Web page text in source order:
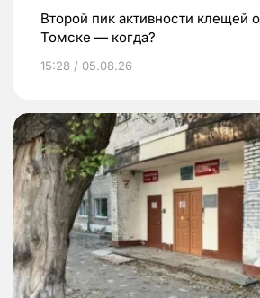
Второй пик активности клещей
Томске — когда?
15:28 / 05.08.26